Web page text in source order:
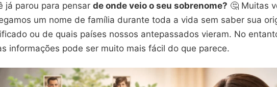
já parou para pensar de onde veio o seu sobrenome? 🤔 Muitas
um nome de família durante toda a vida sem saber sua
ou de quais países nossos antepassados vieram. No
informações pode ser muito mais fácil do que parece.